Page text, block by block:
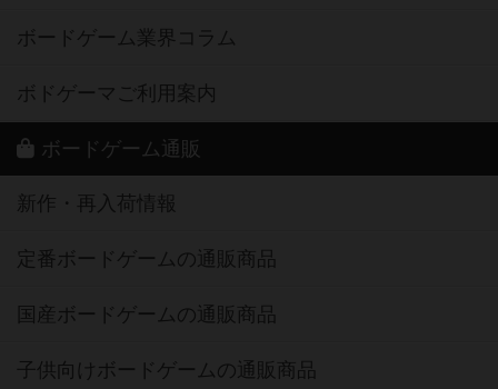
ボードゲーム業界コラム
ボドゲーマご利用案内
ボードゲーム通販
新作・再入荷情報
定番ボードゲームの通販商品
国産ボードゲームの通販商品
子供向けボードゲームの通販商品